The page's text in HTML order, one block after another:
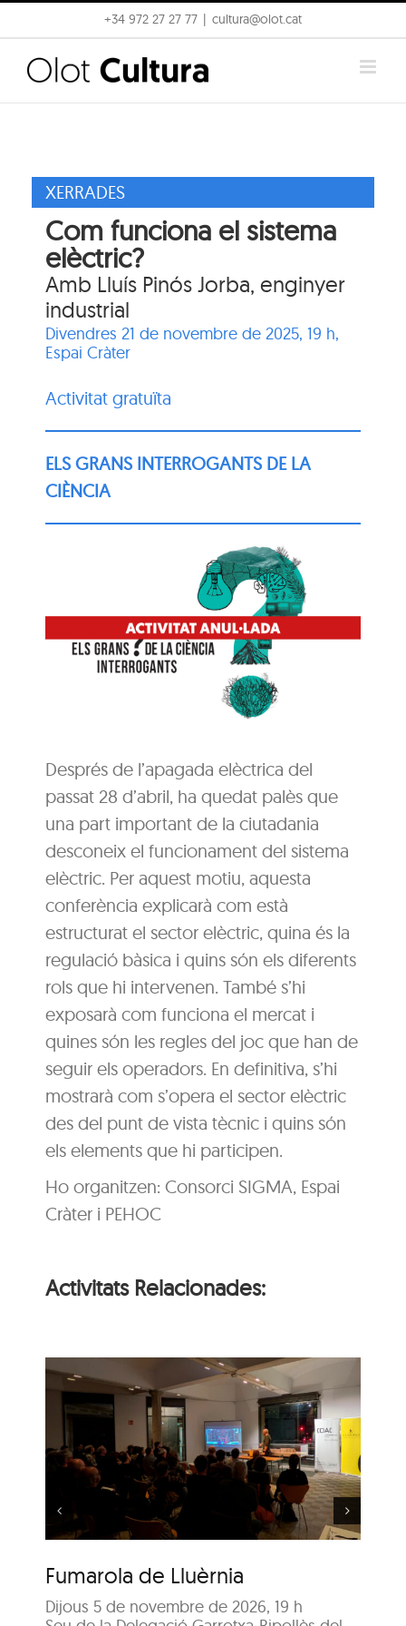
to
content
+34 972 27 27 77 cultura@olot.cat
XERRADES
Com funciona el sistema
elèctric?
Amb Lluís Pinós Jorba, enginyer
industrial
Divendres 21 de novembre de 2025, 19 h,
Espai Cràter
Activitat gratuïta
ELS GRANS INTERROGANTS DE LA
CIÈNCIA
Després de l’apagada elèctrica del
passat 28 d’abril, ha quedat palès que
una part important de la ciutadania
desconeix el funcionament del sistema
elèctric. Per aquest motiu, aquesta
conferència explicarà com està
estructurat el sector elèctric, quina és la
regulació bàsica i quins són els diferents
rols que hi intervenen. També s’hi
exposarà com funciona el mercat i
quines són les regles del joc que han de
seguir els operadors. En definitiva, s’hi
mostrarà com s’opera el sector elèctric
des del punt de vista tècnic i quins són
els elements que hi participen.
Ho organitzen: Consorci SIGMA, Espai
Cràter i PEHOC
Activitats Relacionades:
Fumarola de Lluèrnia
Dijous 5 de novembre de 2026, 19 h
Visita guiada:
Passejada per l’Olot
del Renaixement i el
Barroc